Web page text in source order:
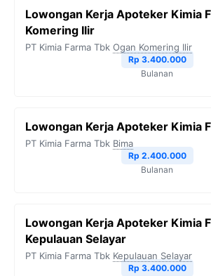
Lowongan Kerja Apoteker Kimia
Komering Ilir
PT Kimia Farma Tbk Ogan Komering Ilir
Rp 3.400.000
Bulanan
Lowongan Kerja Apoteker Kimia
PT Kimia Farma Tbk Bima
Rp 2.400.000
Bulanan
Lowongan Kerja Apoteker Kimia
Kepulauan Selayar
PT Kimia Farma Tbk Kepulauan Selayar
Rp 3.400.000